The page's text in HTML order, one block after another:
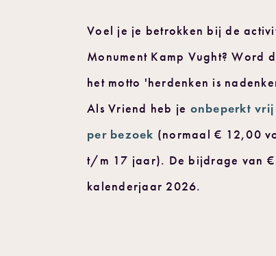
Voel je je betrokken bij de
Monument Kamp Vught? Word
het motto 'herdenken is
Als Vriend heb je onbeperkt
per bezoek (normaal € 12,00
t/m 17 jaar). De bijdrage van
kalenderjaar 2026.